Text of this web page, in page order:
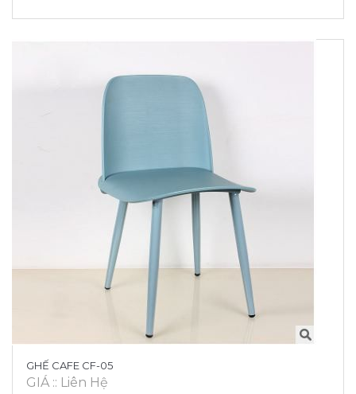
GHẾ CAFE CF-05
GIÁ :: Liên Hệ